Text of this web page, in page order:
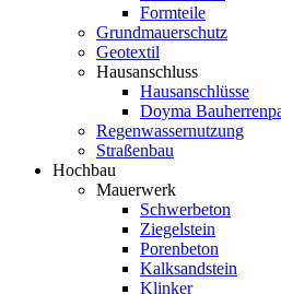
Formteile
Grundmauerschutz
Geotextil
Hausanschluss
Hausanschlüsse
Doyma
Regenwassernutzung
Straßenbau
Hochbau
Mauerwerk
Schwerbeton
Ziegelstein
Porenbeton
Kalksandstein
Klinker